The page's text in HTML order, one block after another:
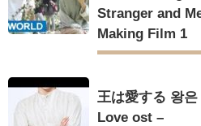
Stranger and
Making Film 1
王は愛する 왕
Love ost –